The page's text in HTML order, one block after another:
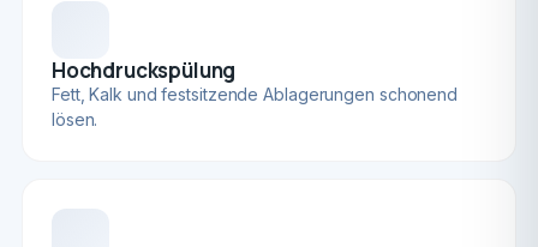
Hochdruckspülung
Fett, Kalk und festsitzende Ablagerungen schonend
lösen.